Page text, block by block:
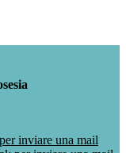
inviare una mail